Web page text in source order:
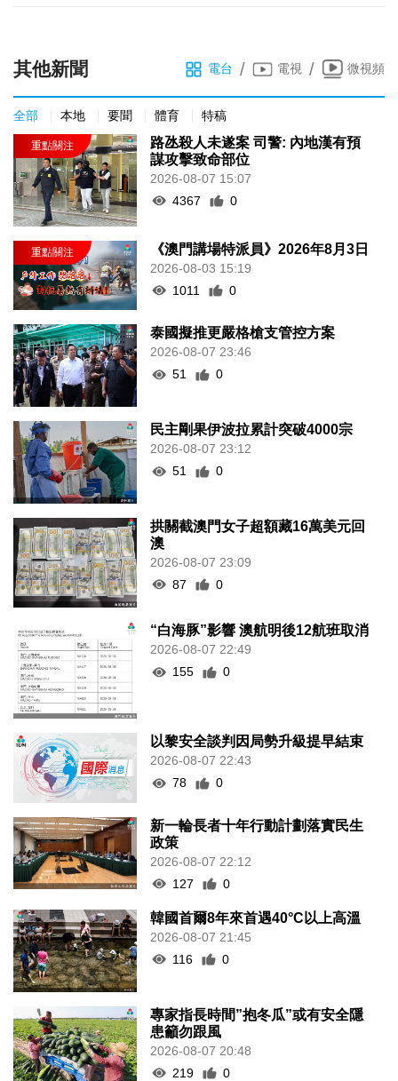
其他新聞 電台 / 電視 / 微視頻
全部 本地 要聞 體育 特稿
路氹殺人未遂案 司警: 內地漢有預
謀攻擊致命部位
2026-08-07 15:07
4367
0
《澳門講場特派員》2026年8月3日
2026-08-03 15:19
1011
0
泰國擬推更嚴格槍支管控方案
2026-08-07 23:46
51
0
民主剛果伊波拉累計突破4000宗
2026-08-07 23:12
51
0
拱關截澳門女子超額藏16萬美元回
澳
2026-08-07 23:09
87
0
“白海豚”影響 澳航明後12航班取消
2026-08-07 22:49
155
0
以黎安全談判因局勢升級提早結束
2026-08-07 22:43
78
0
新一輪長者十年行動計劃落實民生
政策
2026-08-07 22:12
127
0
韓國首爾8年來首遇40°C以上高溫
2026-08-07 21:45
116
0
專家指長時間”抱冬瓜”或有安全隱
患籲勿跟風
2026-08-07 20:48
219
0